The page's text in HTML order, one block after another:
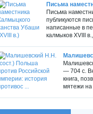
Письма
Письма
публикуются
написанные в
калмыков XVIII
— 704 с.
книга,
мятежи на